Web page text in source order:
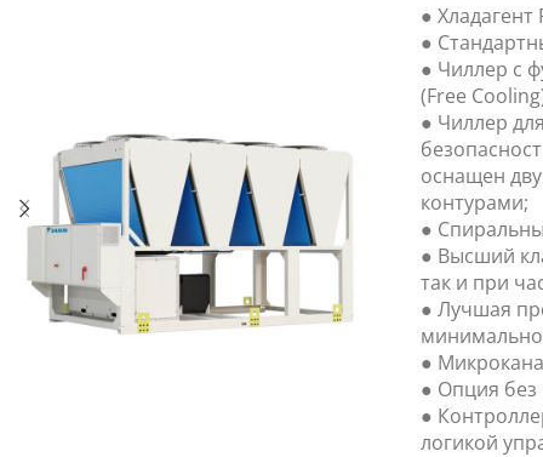
● Хладагент
●
● Чиллер с
(Free
● Чиллер
оснащен
контурами;
●
● Высший
так и при
● Лучшая
●
● Опция без
●
логикой